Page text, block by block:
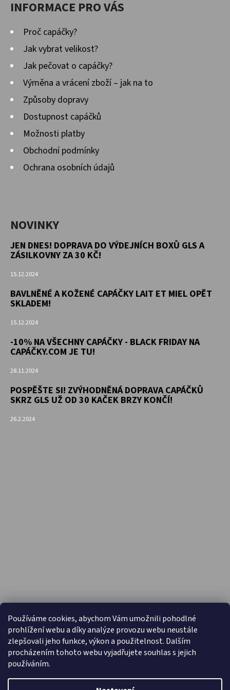
Používáme cookies, abychom Vám umožnili pohodlné
prohlížení webu a díky analýze provozu webu neustále
zlepšovali jeho funkce, výkon a použitelnost. Dalším
procházením tohoto webu vyjadřujete souhlas s jejich
používáním.
INFORMACE PRO VÁS
Proč capáčky?
Jak vybrat velikost?
Jak pečovat o capáčky?
Výměna a vrácení zboží – jak na to
Způsoby dopravy
Dostupnost capáčků
Možnosti platby
Obchodní podmínky
Ochrana osobních údajů
NOVINKY
JEN DNES! DOPRAVA DO VÝDEJNÍCH BOXŮ GLS A
ZÁSILKOVNY ZA 30 KČ!
15.12.2024
BAVLNĚNÉ A KOŽENÉ CAPÁČKY LAIT ET MIEL OPĚT
SKLADEM!
15.12.2024
-10% NA VŠECHNY CAPÁČKY - BLACK FRIDAY NA
CAPÁČKY.COM JE TU!
28.11.2024
POSPĚŠTE SI! ZVÝHODNĚNÁ DOPRAVA CAPÁČKŮ
SKRZ GLS UŽ OD 30 KAČEK BRZY KONČÍ!
26.2.2024
PŘIJÍMÁME ONLINE PLATBY